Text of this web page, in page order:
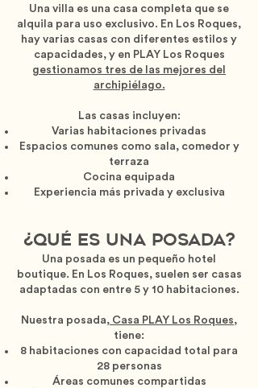
Una villa es una casa completa que se
alquila para uso exclusivo. En Los Roques,
hay varias casas con diferentes estilos y
capacidades, y en PLAY Los Roques
gestionamos tres de las mejores del
archipiélago.
Las casas incluyen:
Varias habitaciones privadas
Espacios comunes como sala, comedor y
terraza
Cocina equipada
Experiencia más privada y exclusiva
¿Qué es una posada?
Una posada es un pequeño hotel
boutique. En Los Roques, suelen ser casas
adaptadas con entre 5 y 10 habitaciones.
Nuestra posada, Casa PLAY Los Roques,
tiene:
8 habitaciones con capacidad total para
28 personas
Áreas comunes compartidas